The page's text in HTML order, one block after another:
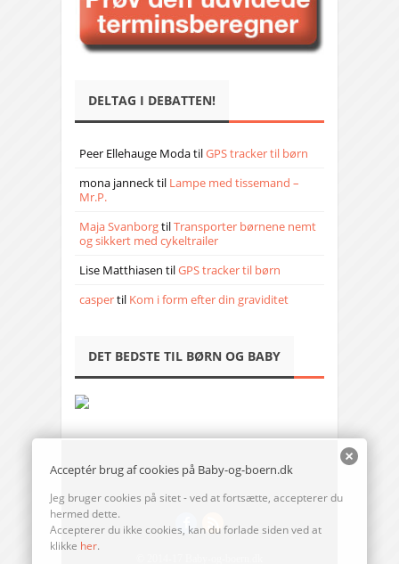
DELTAG I DEBATTEN!
Peer Ellehauge ModatilGPS tracker til børn
mona jannecktil Lampe med tissemand –
Mr.P.
Maja SvanborgtilTransporter børnene nemt
og sikkert med cykeltrailer
Lise Matthiasen tilGPS tracker til børn
caspertil Kom i form efter din graviditet
DET BEDSTE TIL BØRN OG BABY
Acceptér brug af cookies på Baby-og-boern.dk
Jeg bruger cookies på sitet - ved at fortsætte, accepterer du
hermed dette.
Accepterer du ikke cookies, kan du forlade siden ved at
klikke her.